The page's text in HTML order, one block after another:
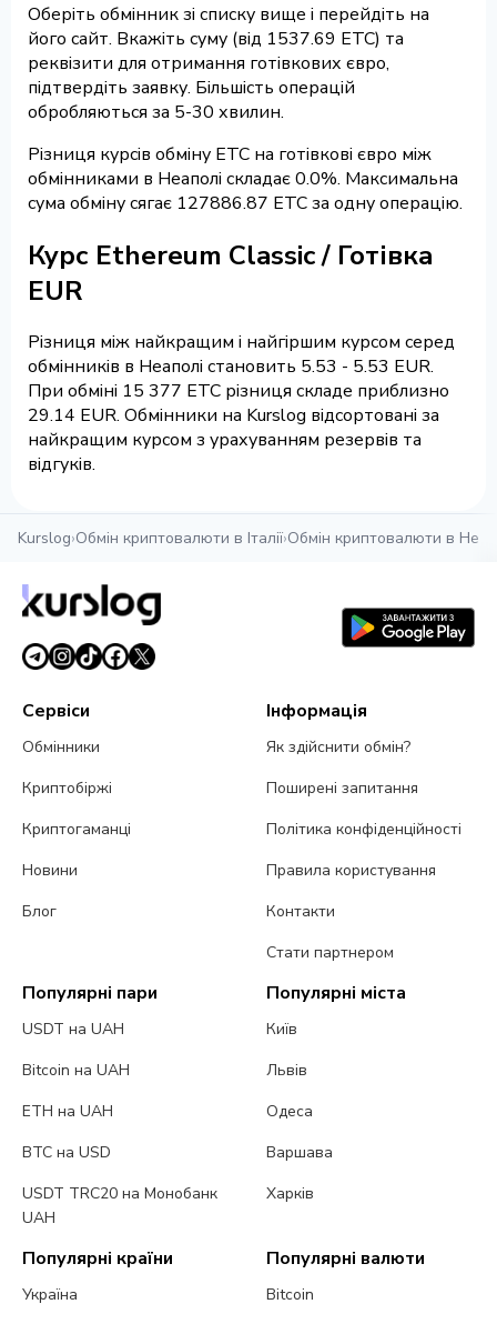
Оберіть обмінник зі списку вище і перейдіть на
його сайт. Вкажіть суму (від 1537.69 ETC) та
реквізити для отримання готівкових євро,
підтвердіть заявку. Більшість операцій
обробляються за 5-30 хвилин.
Різниця курсів обміну ETC на готівкові євро між
обмінниками в Неаполі складає 0.0%. Максимальна
сума обміну сягає 127886.87 ETC за одну операцію.
Курс Ethereum Classic / Готівка
EUR
Різниця між найкращим і найгіршим курсом серед
обмінників в Неаполі становить 5.53 - 5.53 EUR.
При обміні 15 377 ETC різниця складе приблизно
29.14 EUR. Обмінники на Kurslog відсортовані за
найкращим курсом з урахуванням резервів та
відгуків.
Kurslog›Обмін криптовалюти в Італії›Обмін криптовалюти в
Сервіси
Обмінники
Криптобіржі
Криптогаманці
Новини
Блог
Інформація
Як здійснити обмін?
Поширені запитання
Політика конфіденційності
Правила користування
Контакти
Стати партнером
Популярні пари
USDT на UAH
Bitcoin на UAH
ETH на UAH
BTC на USD
USDT TRC20 на Монобанк
UAH
Популярні міста
Київ
Львів
Одеса
Варшава
Харків
Популярні країни
Україна
Популярні валюти
Bitcoin